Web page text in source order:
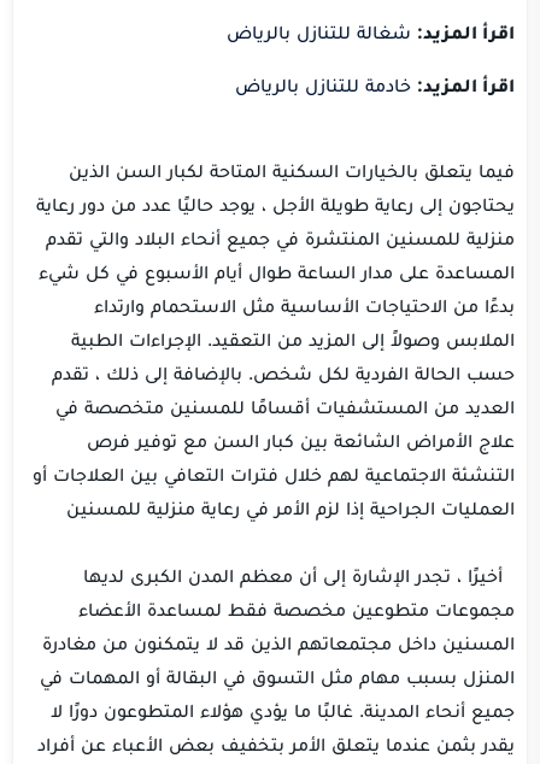
اقرأ المزيد: شغالة للتنازل بالرياض
اقرأ المزيد: خادمة للتنازل بالرياض
فيما يتعلق بالخيارات السكنية المتاحة لكبار السن الذين
يحتاجون إلى رعاية طويلة الأجل ، يوجد حاليًا عدد من دور رعاية
منزلية للمسنين المنتشرة في جميع أنحاء البلاد والتي تقدم
المساعدة على مدار الساعة طوال أيام الأسبوع في كل شيء
بدءًا من الاحتياجات الأساسية مثل الاستحمام وارتداء
الملابس وصولاً إلى المزيد من التعقيد. الإجراءات الطبية
حسب الحالة الفردية لكل شخص. بالإضافة إلى ذلك ، تقدم
العديد من المستشفيات أقسامًا للمسنين متخصصة في
علاج الأمراض الشائعة بين كبار السن مع توفير فرص
التنشئة الاجتماعية لهم خلال فترات التعافي بين العلاجات أو
العمليات الجراحية إذا لزم الأمر في رعاية منزلية للمسنين
أخيرًا ، تجدر الإشارة إلى أن معظم المدن الكبرى لديها
مجموعات متطوعين مخصصة فقط لمساعدة الأعضاء
المسنين داخل مجتمعاتهم الذين قد لا يتمكنون من مغادرة
المنزل بسبب مهام مثل التسوق في البقالة أو المهمات في
جميع أنحاء المدينة. غالبًا ما يؤدي هؤلاء المتطوعون دورًا لا
يقدر بثمن عندما يتعلق الأمر بتخفيف بعض الأعباء عن أفراد